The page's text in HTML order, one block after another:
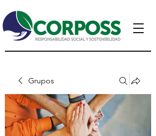
Grupos